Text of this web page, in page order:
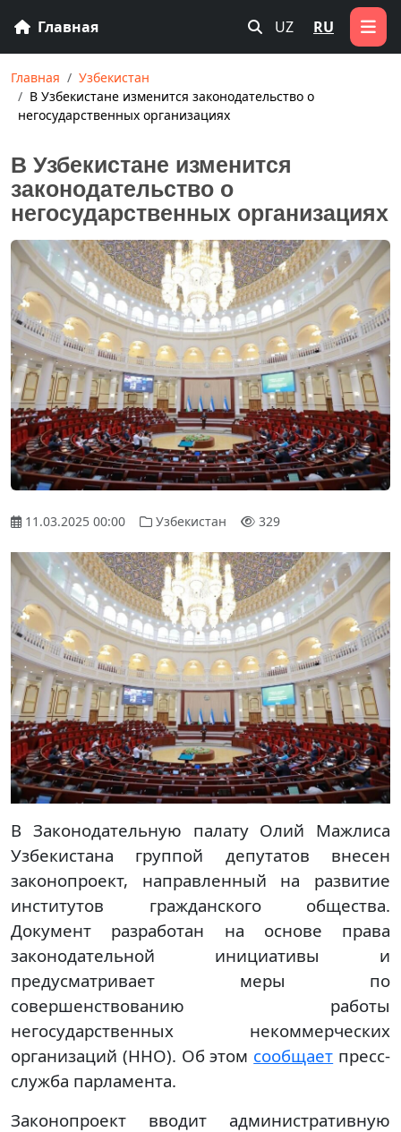
Главная UZ RU
Главная
Узбекистан
В Узбекистане изменится законодательство о
негосударственных организациях
В Узбекистане изменится
законодательство о
негосударственных организациях
11.03.2025 00:00 Узбекистан 329
В Законодательную палату Олий Мажлиса
Узбекистана группой депутатов внесен
законопроект, направленный на развитие
институтов гражданского общества.
Документ разработан на основе права
законодательной инициативы и
предусматривает меры по
совершенствованию работы
негосударственных некоммерческих
организаций (ННО). Об этом сообщает пресс-
служба парламента.
Законопроект вводит административную